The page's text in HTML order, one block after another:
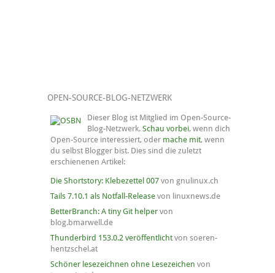
OPEN-SOURCE-BLOG-NETZWERK
Dieser Blog ist Mitglied im Open-Source-
Blog-Netzwerk. Schau vorbei, wenn dich
Open-Source interessiert, oder mache mit, wenn
du selbst Blogger bist. Dies sind die zuletzt
erschienenen Artikel:
Die Shortstory: Klebezettel 007von gnulinux.ch
Tails 7.10.1 als Notfall-Releasevon linuxnews.de
BetterBranch: A tiny Git helpervon
blog.bmarwell.de
Thunderbird 153.0.2 veröffentlichtvon soeren-
hentzschel.at
Schöner lesezeichnen ohne Lesezeichen von